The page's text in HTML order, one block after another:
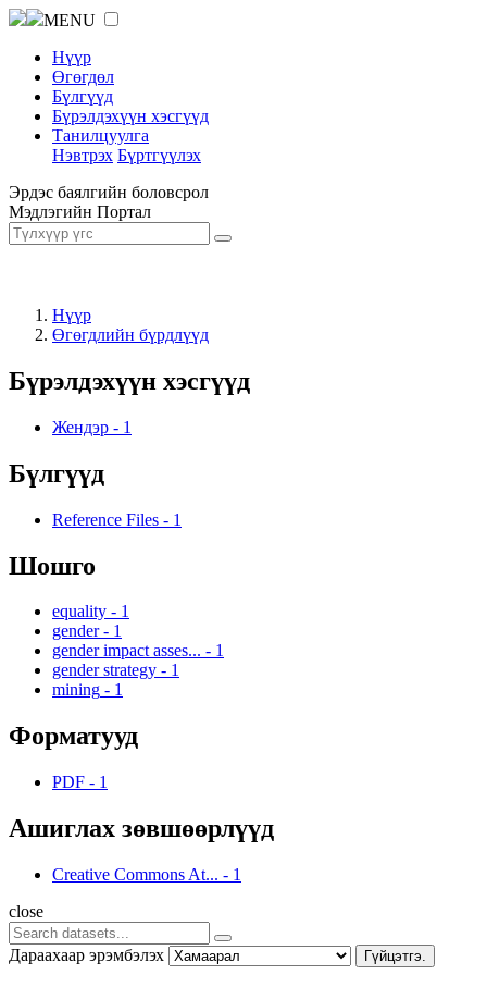
MENU
Нүүр
Өгөгдөл
Бүлгүүд
Бүрэлдэхүүн хэсгүүд
Танилцуулга
Нэвтрэх Бүртгүүлэх
Эрдэс баялгийн боловсрол
Мэдлэгийн Портал
Нүүр
Өгөгдлийн бүрдлүүд
Бүрэлдэхүүн хэсгүүд
Жендэр - 1
Бүлгүүд
Reference Files - 1
Шошго
equality - 1
gender - 1
gender impact asses... - 1
gender strategy - 1
mining - 1
Форматууд
PDF - 1
Ашиглах зөвшөөрлүүд
Creative Commons At... - 1
close
Дараахаар эрэмбэлэх Гүйцэтгэ.